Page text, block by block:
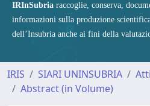
IRInSubria raccoglie, conserva,
informazioni sulla produzione
dell’Insubria anche ai fini della
IRIS SIARI UNINSUBRIA
Abstract (in Volume)